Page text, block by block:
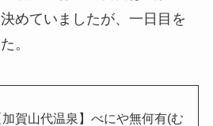
めていましたが、一日目を
。
加賀山代温泉】べにや無何有(む